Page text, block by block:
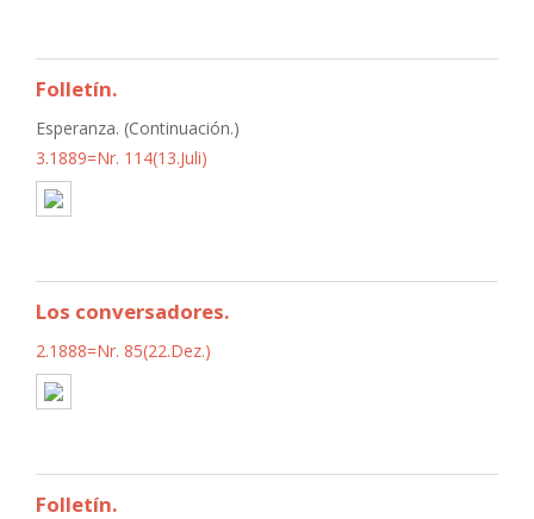
Folletín.
Esperanza. (Continuación.)
3.1889=Nr. 114(13.Juli)
Los conversadores.
2.1888=Nr. 85(22.Dez.)
Folletín.